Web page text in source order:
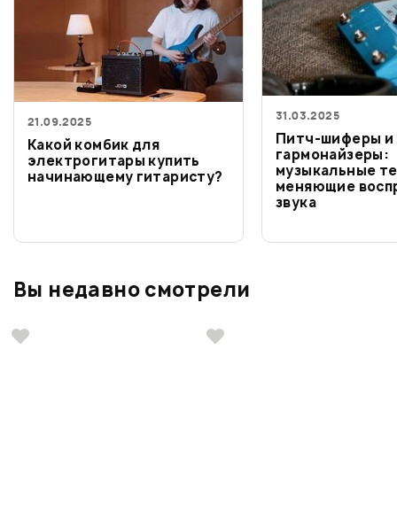
21.09.2025
Какой комбик для
электрогитары купить
начинающему гитаристу?
31.03.2025
Питч-шиферы и
гармонайзеры:
музыкальные
меняющие
звука
Вы недавно смотрели